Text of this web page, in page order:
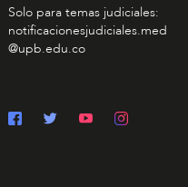
Solo para temas judiciales:
notificacionesjudiciales.med
@upb.edu.co